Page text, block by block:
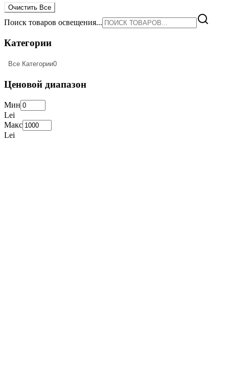
Очистить Все
Поиск товаров освещения...
Категории
Все Категории0
Ценовой диапазон
Мин
Lei
Макс
Lei